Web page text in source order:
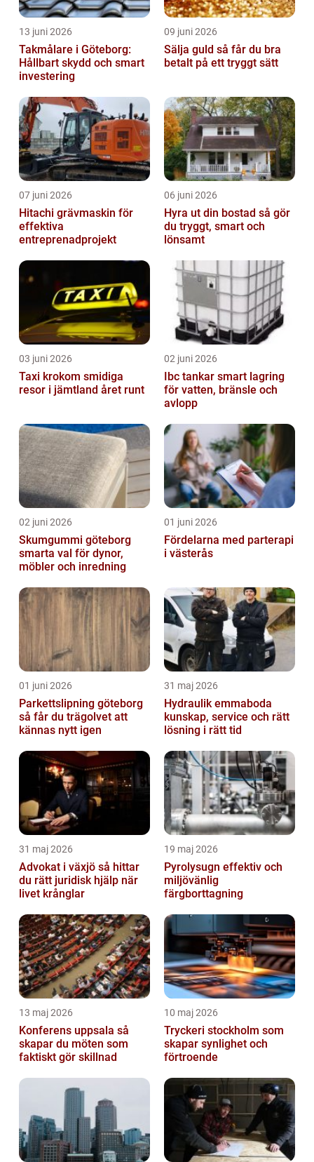
13 juni 2026
Takmålare i Göteborg:
Hållbart skydd och smart
investering
09 juni 2026
Sälja guld så får du bra
betalt på ett tryggt sätt
07 juni 2026
Hitachi grävmaskin för
effektiva
entreprenadprojekt
06 juni 2026
Hyra ut din bostad så gör
du tryggt, smart och
lönsamt
03 juni 2026
Taxi krokom smidiga
resor i jämtland året runt
02 juni 2026
Ibc tankar smart lagring
för vatten, bränsle och
avlopp
02 juni 2026
Skumgummi göteborg
smarta val för dynor,
möbler och inredning
01 juni 2026
Fördelarna med parterapi
i västerås
01 juni 2026
Parkettslipning göteborg
så får du trägolvet att
kännas nytt igen
31 maj 2026
Hydraulik emmaboda
kunskap, service och rätt
lösning i rätt tid
31 maj 2026
Advokat i växjö så hittar
du rätt juridisk hjälp när
livet krånglar
19 maj 2026
Pyrolysugn effektiv och
miljövänlig
färgborttagning
13 maj 2026
Konferens uppsala så
skapar du möten som
faktiskt gör skillnad
10 maj 2026
Tryckeri stockholm som
skapar synlighet och
förtroende